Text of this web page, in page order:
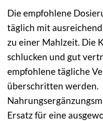
Die empfohlene
täglich mit
zu einer Mahlzeit. Die
schlucken und gut
empfohlene tägliche
überschritten werden.
Ersatz für eine